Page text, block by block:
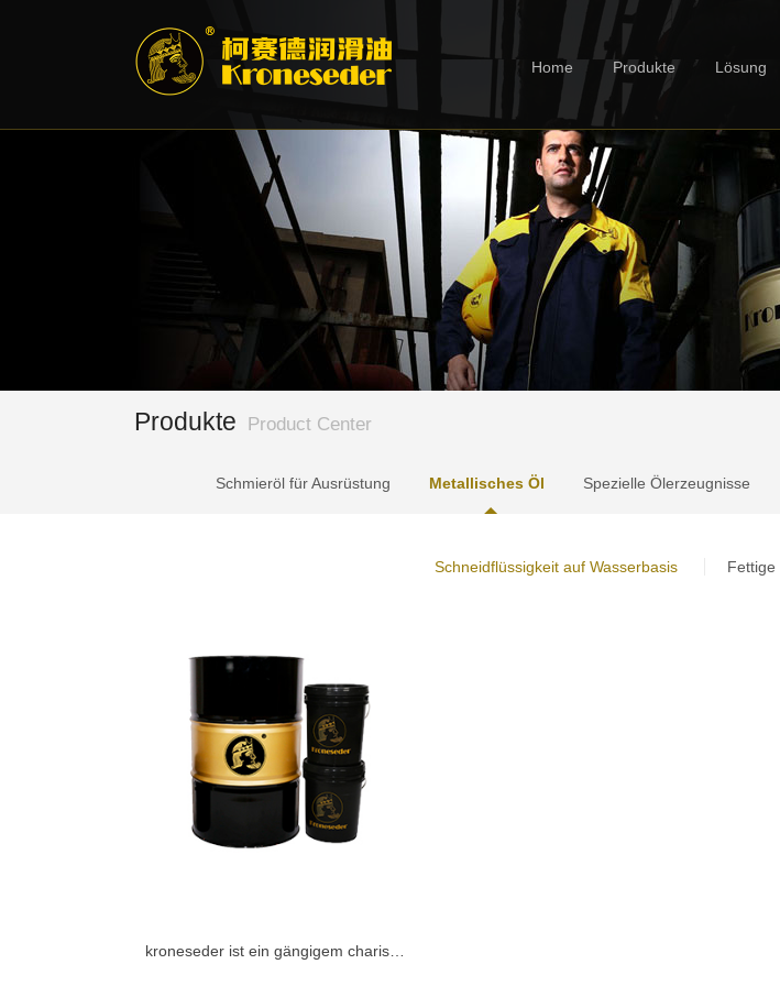
Home Produkte Lösung
Produkte Product Center
Schmieröl für Ausrüstung Metallisches Öl Spezielle Ölerzeugnisse
Schneidflüssigkeit auf Wasserbasis Fettige